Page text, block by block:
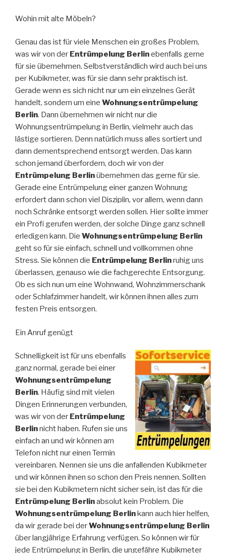
Wohin mit alte Möbeln?
Genau das ist für viele Menschen ein großes Problem,
was wir von der Entrümpelung Berlinebenfalls gerne
für sie übernehmen. Selbstverständlich wird auch bei uns
per Kubikmeter, was für sie dann sehr praktisch ist.
Gerade wenn es sich nicht nur um ein einzelnes Gerät
handelt, sondern um eine Wohnungsentrümpelung
Berlin. Dann übernehmen wir nicht nur die
Wohnungsentrümpelung in Berlin, vielmehr auch das
lästige sortieren. Denn natürlich muss alles sortiert und
dann dementsprechend entsorgt werden. Das kann
schon jemand überfordern, doch wir von der
Entrümpelung Berlinübernehmen das gerne für sie.
Gerade eine Entrümpelung einer ganzen Wohnung
erfordert dann schon viel Disziplin, vor allem, wenn dann
noch Schränke entsorgt werden sollen. Hier sollte immer
ein Profi gerufen werden, der solche Dinge ganz schnell
erledigen kann. Die Wohnungsentrümpelung Berlin
geht so für sie einfach, schnell und vollkommen ohne
Stress. Sie können die Entrümpelung Berlinruhig uns
überlassen, genauso wie die fachgerechte Entsorgung.
Ob es sich nun um eine Wohnwand, Wohnzimmerschank
oder Schlafzimmer handelt, wir können ihnen alles zum
festen Preis entsorgen.
Ein Anruf genügt
Schnelligkeit ist für uns ebenfalls
ganz normal, gerade bei einer
Wohnungsentrümpelung
Berlin. Häufig sind mit vielen
Dingen Erinnerungen verbunden,
was wir von der Entrümpelung
Berlinnicht haben. Rufen sie uns
einfach an und wir können am
Telefon nicht nur einen Termin
vereinbaren. Nennen sie uns die anfallenden Kubikmeter
und wir können ihnen so schon den Preis nennen. Sollten
sie bei den Kubikmetern nicht sicher sein, ist das für die
Entrümpelung Berlinabsolut kein Problem. Die
Wohnungsentrümpelung Berlinkann auch hier helfen,
da wir gerade bei derWohnungsentrümpelung Berlin
über langjährige Erfahrung verfügen. So können wir für
jede Entrümpelung in Berlin, die ungefähre Kubikmeter